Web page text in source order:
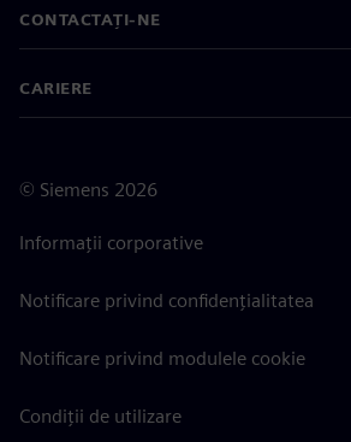
CONTACTAȚI-NE
CARIERE
© Siemens 2026
Informații corporative
Notificare privind confidențialitatea
Notificare privind modulele cookie
Condiții de utilizare